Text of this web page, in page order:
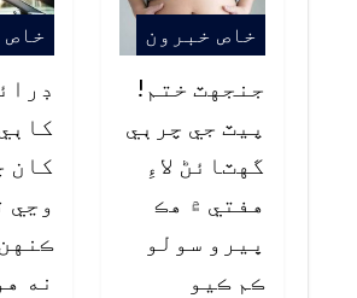
خاص خبرون
جنجهٽ ختم!
پيٽ جي چرٻي
گهٽائڻ لاءِ
هفتي ۾ هڪ
ڀيرو سولو
ڪم ڪيو
کان
وڃي
نه